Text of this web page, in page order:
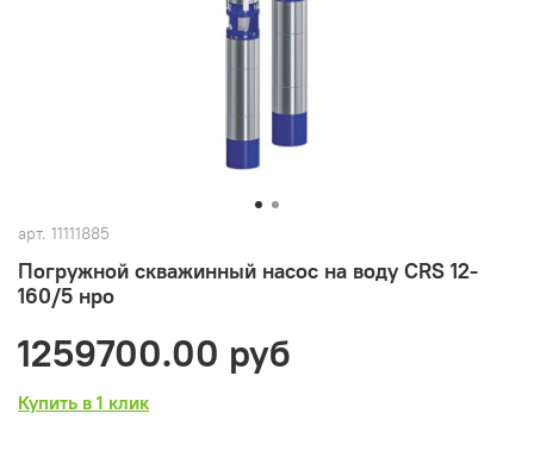
арт. 11111885
Погружной скважинный насос на воду CRS 12-
160/5 нро
1259700.00 руб
Купить в 1 клик